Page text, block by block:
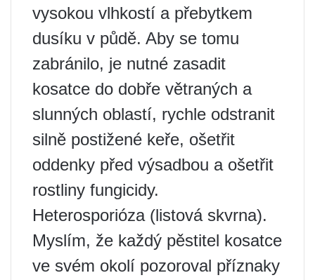
vysokou vlhkostí a přebytkem
dusíku v půdě. Aby se tomu
zabránilo, je nutné zasadit
kosatce do dobře větraných a
slunných oblastí, rychle odstranit
silně postižené keře, ošetřit
oddenky před výsadbou a ošetřit
rostliny fungicidy.
Heterosporióza (listová skvrna).
Myslím, že každý pěstitel kosatce
ve svém okolí pozoroval příznaky